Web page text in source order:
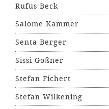
Rufus Beck
Salome Kammer
Senta Berger
Sissi Goßner
Stefan Fichert
Stefan Wilkening